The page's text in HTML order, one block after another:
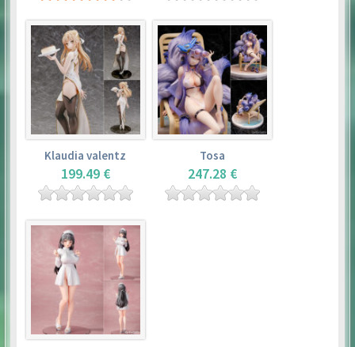
Klaudia valentz
199.49 €
Tosa
247.28 €